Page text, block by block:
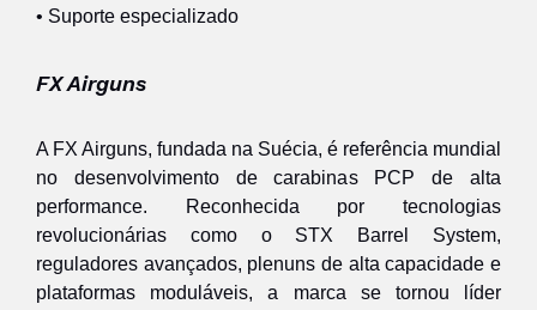
• Suporte especializado
FX Airguns
A FX Airguns, fundada na Suécia, é referência mundial
no desenvolvimento de carabinas PCP de alta
performance. Reconhecida por tecnologias
revolucionárias como o STX Barrel System,
reguladores avançados, plenuns de alta capacidade e
plataformas moduláveis, a marca se tornou líder